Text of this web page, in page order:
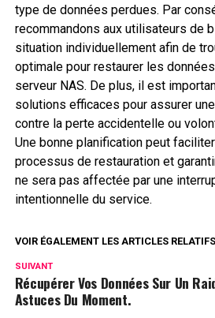
type de données perdues. Par
recommandons aux utilisateurs de
situation individuellement afin de
optimale pour restaurer les
serveur NAS. De plus, il est
solutions efficaces pour assurer
contre la perte accidentelle ou
Une bonne planification peut
processus de restauration et
ne sera pas affectée par une
intentionnelle du service.
VOIR ÉGALEMENT LES ARTICLES
SUIVANT
Récupérer Vos Données Sur Un
Astuces Du Moment.